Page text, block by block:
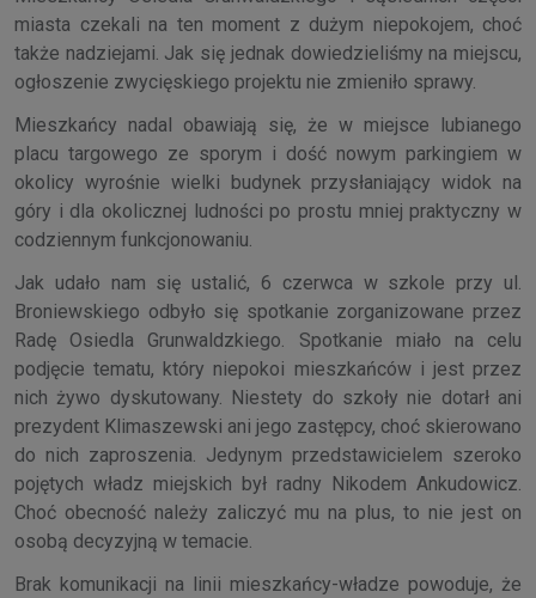
miasta czekali na ten moment z dużym niepokojem, choć
także nadziejami. Jak się jednak dowiedzieliśmy na miejscu,
ogłoszenie zwycięskiego projektu nie zmieniło sprawy.
Mieszkańcy nadal obawiają się, że w miejsce lubianego
placu targowego ze sporym i dość nowym parkingiem w
okolicy wyrośnie wielki budynek przysłaniający widok na
góry i dla okolicznej ludności po prostu mniej praktyczny w
codziennym funkcjonowaniu.
Jak udało nam się ustalić, 6 czerwca w szkole przy ul.
Broniewskiego odbyło się spotkanie zorganizowane przez
Radę Osiedla Grunwaldzkiego. Spotkanie miało na celu
podjęcie tematu, który niepokoi mieszkańców i jest przez
nich żywo dyskutowany. Niestety do szkoły nie dotarł ani
prezydent Klimaszewski ani jego zastępcy, choć skierowano
do nich zaproszenia. Jedynym przedstawicielem szeroko
pojętych władz miejskich był radny Nikodem Ankudowicz.
Choć obecność należy zaliczyć mu na plus, to nie jest on
osobą decyzyjną w temacie.
Brak komunikacji na linii mieszkańcy-władze powoduje, że